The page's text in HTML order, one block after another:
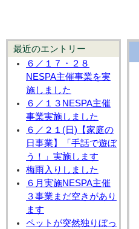
最近のエントリー
６／１７・２８
NESPA主催事業を実
施しました
６／１３NESPA主催
事業実施しました
６／２１(日)【家庭の
日事業】「手話で遊ぼ
う！」実施します
梅雨入りしました
６月実施NESPA主催
３事業まだ空きがあり
ます
ペットが突然独りぼっ